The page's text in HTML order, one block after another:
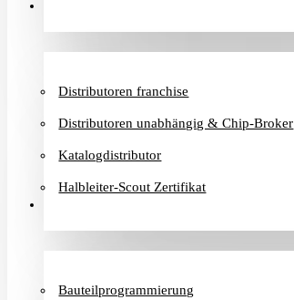
Distributoren franchise
Distributoren unabhängig & Chip-Broker
Katalogdistributor
Halbleiter-Scout Zertifikat
Bauteilprogrammierung